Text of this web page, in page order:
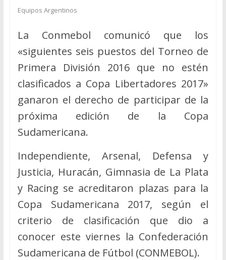
Equipos Argentinos
La Conmebol comunicó que los
«siguientes seis puestos del Torneo de
Primera División 2016 que no estén
clasificados a Copa Libertadores 2017»
ganaron el derecho de participar de la
próxima edición de la Copa
Sudamericana.
Independiente, Arsenal, Defensa y
Justicia, Huracán, Gimnasia de La Plata
y Racing se acreditaron plazas para la
Copa Sudamericana 2017, según el
criterio de clasificación que dio a
conocer este viernes la Confederación
Sudamericana de Fútbol (CONMEBOL).